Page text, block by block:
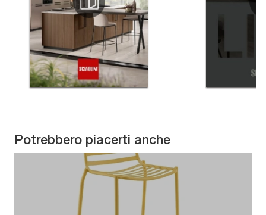
Potrebbero piacerti anche